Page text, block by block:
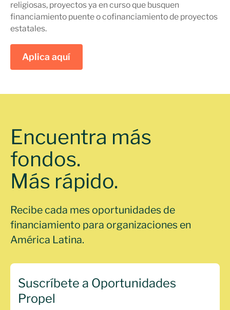
religiosas, proyectos ya en curso que busquen
financiamiento puente o cofinanciamiento de proyectos
estatales.
Aplica aquí
Encuentra más
fondos.
Más rápido.
Recibe cada mes oportunidades de
financiamiento para organizaciones en
América Latina.
Suscríbete a Oportunidades
Propel